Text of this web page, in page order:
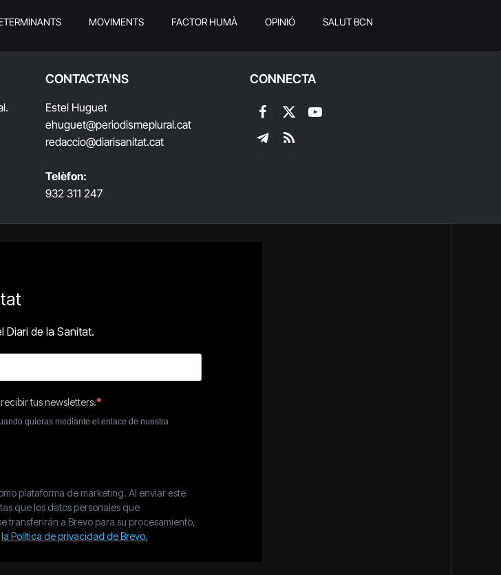
MOVIMENTS FACTOR HUMÀ OPINIÓ SALUT BCN
CONTACTA'NS
Estel Huguet
ehuguet@periodismeplural.cat
redaccio@diarisanitat.cat
Telèfon:
932 311 247
CONNECTA
Facebook
X
(Twitter)
YouTube
TelegramRSS